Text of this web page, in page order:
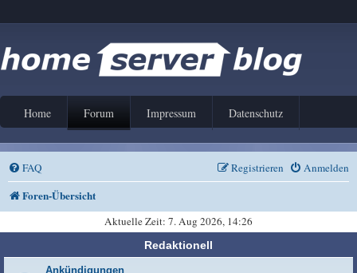
Home Forum Impressum Datenschutz
FAQ Anmelden
Registrieren
Foren-Übersicht
Aktuelle Zeit: 7. Aug 2026, 14:26
Redaktionell
Ankündigungen